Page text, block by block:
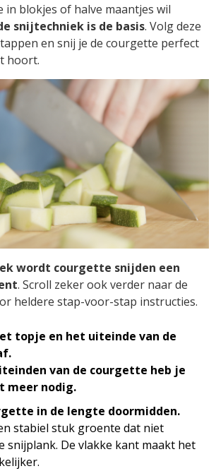
in blokjes of halve maantjes wil
snijtechniek is de basis. Volg deze
en snij je de courgette perfect
hoort.
wordt courgette snijden een
. Scroll zeker ook verder naar de
heldere stap-voor-stap instructies.
topje en het uiteinde van de
van de courgette heb je
meer nodig.
in de lengte doormidden.
stabiel stuk groente dat niet
snijplank. De vlakke kant maakt het